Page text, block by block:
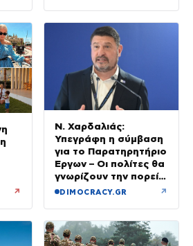
↗
Ν. Χαρδαλιάς:
Υπεγράφη η σύμβαση
για το Παρατηρητήριο
Έργων – Οι πολίτες θα
γνωρίζουν την πορεία
κάθε έργου στην
DIMOCRACY.GR ↗